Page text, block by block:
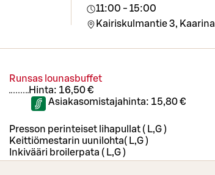
11:00 - 15:00
Kairiskulmantie 3, Kaarina
Runsas lounasbuffet
Hinta: 16,50 €
Asiakasomistajahinta: 15,80 €
Presson perinteiset lihapullat ( L,G )
Keittiömestarin uunilohta( L,G )
Inkivääri broilerpata ( L,G )